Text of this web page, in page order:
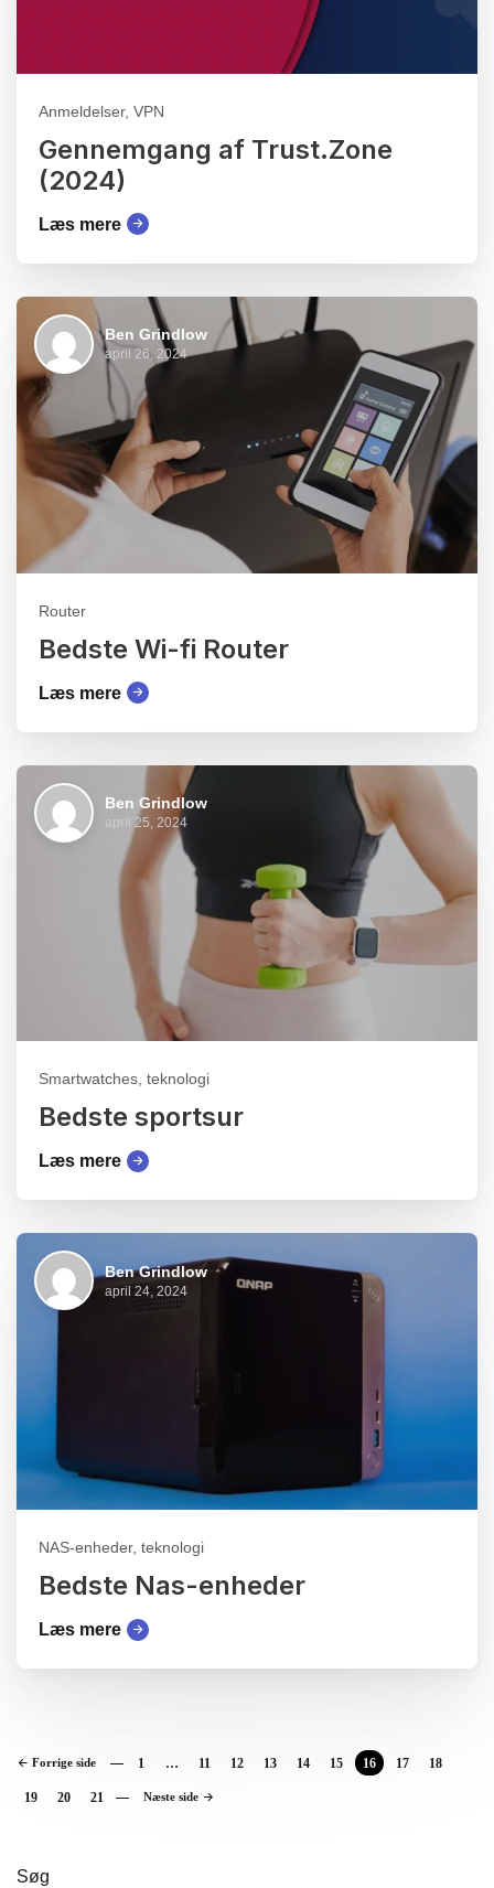
Anmeldelser, VPN
Gennemgang af Trust.Zone
(2024)
Læs mere
Ben Grindlow
april 26, 2024
Router
Bedste Wi-fi Router
Læs mere
Ben Grindlow
april 25, 2024
Smartwatches, teknologi
Bedste sportsur
Læs mere
Ben Grindlow
april 24, 2024
NAS-enheder, teknologi
Bedste Nas-enheder
Læs mere
Forrige side 1 … 11 12 13 14 15 16 17 18
19 20 21 Næste side
Søg